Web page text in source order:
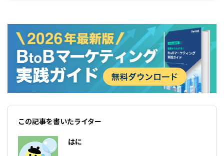
この記事を書いたライター
はに